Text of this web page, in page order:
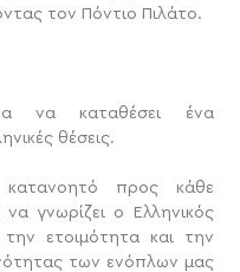
τον Πόντιο Πιλάτο.
να καταθέσει ένα
θέσεις.
προς κάθε
γνωρίζει ο Ελληνικός
ετοιμότητα και την
των ενόπλων μας